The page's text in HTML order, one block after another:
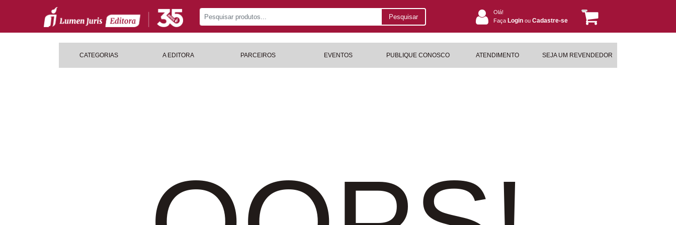
Pesquisar
Olá!
Faça Login ou Cadastre-se
CATEGORIAS A EDITORA PARCEIROS EVENTOS PUBLIQUE CONOSCO ATENDIMENTO SEJA UM REVENDEDOR